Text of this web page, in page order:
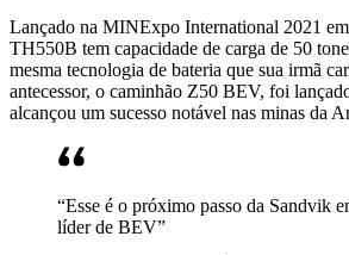
Lançado na MINExpo International 2021
TH550B tem capacidade de carga de 50
mesma tecnologia de bateria que sua irmã
antecessor, o caminhão Z50 BEV, foi
alcançou um sucesso notável nas minas da
“Esse é o próximo passo da Sandvik
líder de BEV”